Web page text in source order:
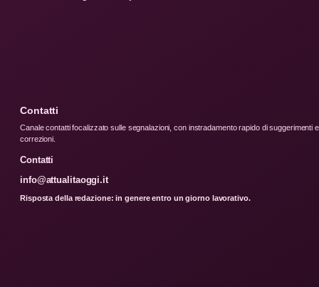
Contatti
Canale contatti focalizzato sulle segnalazioni, con instradamento rapido di suggerimenti e
correzioni.
Contatti
info@attualitaoggi.it
Risposta della redazione: in genere entro un giorno lavorativo.